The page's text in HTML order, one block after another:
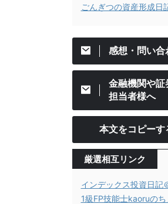
ごんぎつの資産形成日
感想・問い合
金融機関や
担当者様へ
本文をコピーす
厳選相互リンク
インデックス投資日記
1級FP技能士kaoruの